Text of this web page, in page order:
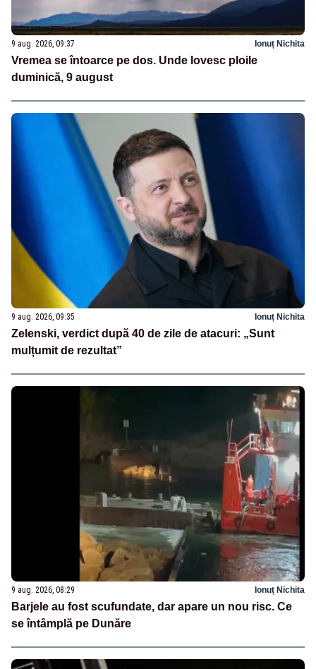
9 aug. 2026, 09:37 Ionuț Nichita
Vremea se întoarce pe dos. Unde lovesc ploile
duminică, 9 august
9 aug. 2026, 09:35 Ionuț Nichita
Zelenski, verdict după 40 de zile de atacuri: „Sunt
mulțumit de rezultat”
9 aug. 2026, 08:29 Ionuț Nichita
Barjele au fost scufundate, dar apare un nou risc. Ce
se întâmplă pe Dunăre